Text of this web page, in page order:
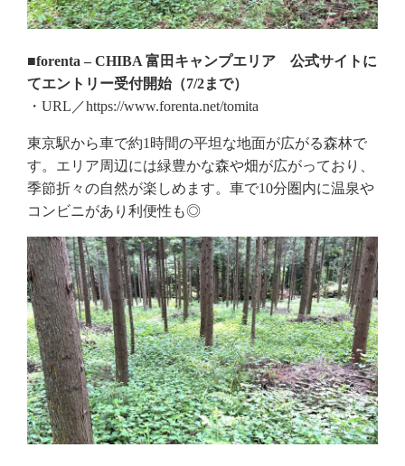
■forenta – CHIBA 富田キャンプエリア 公式サイトに
てエントリー受付開始（7/2まで）
・URL／https://www.forenta.net/tomita
東京駅から車で約1時間の平坦な地面が広がる森林で
す。エリア周辺には緑豊かな森や畑が広がっており、
季節折々の自然が楽しめます。車で10分圏内に温泉や
コンビニがあり利便性​も◎